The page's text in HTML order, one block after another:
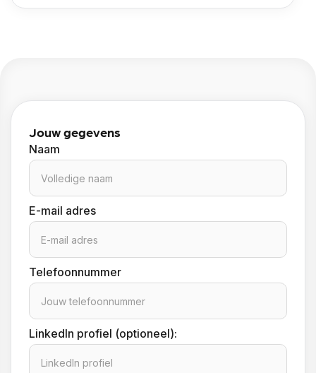
Jouw gegevens
Naam
E-mail adres
Telefoonnummer
LinkedIn profiel (optioneel):